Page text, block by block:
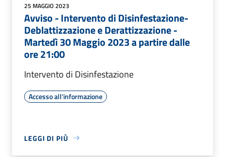
25 MAGGIO 2023
Avviso - Intervento di Disinfestazione-
Deblattizzazione e Derattizzazione -
Martedì 30 Maggio 2023 a partire dalle
ore 21:00
Intervento di Disinfestazione
Accesso all'informazione
LEGGI DI PIÙ